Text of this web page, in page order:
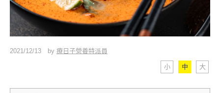
2021/12/13 by 療日子營養特派員
小 中 大